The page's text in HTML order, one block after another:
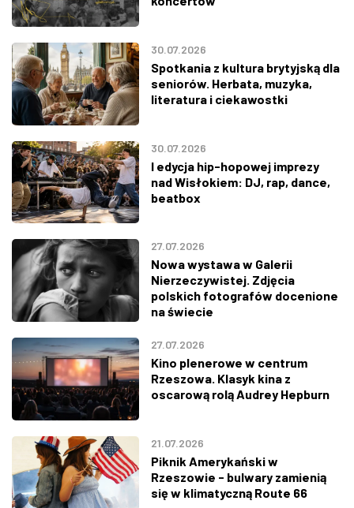
30.07.2026
Spotkania z kultura brytyjską dla
seniorów. Herbata, muzyka,
literatura i ciekawostki
30.07.2026
I edycja hip-hopowej imprezy
nad Wisłokiem: DJ, rap, dance,
beatbox
27.07.2026
Nowa wystawa w Galerii
Nierzeczywistej. Zdjęcia
polskich fotografów docenione
na świecie
27.07.2026
Kino plenerowe w centrum
Rzeszowa. Klasyk kina z
oscarową rolą Audrey Hepburn
21.07.2026
Piknik Amerykański w
Rzeszowie - bulwary zamienią
się w klimatyczną Route 66